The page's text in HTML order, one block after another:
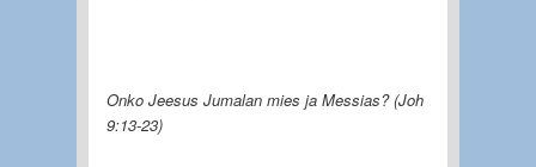
Onko Jeesus Jumalan mies ja Messias? (Joh
9:13-23)